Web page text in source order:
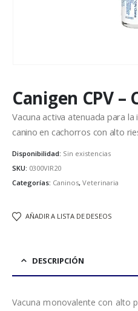
Canigen CPV –
Vacuna activa atenuada para
canino en cachorros con alto
Disponibilidad: Sin existencias
SKU: 0300VIR20
Categorías: Caninos, Veterinaria
AÑADIR A LISTA DE DESEOS
DESCRIPCIÓN
Vacuna monovalente con alto